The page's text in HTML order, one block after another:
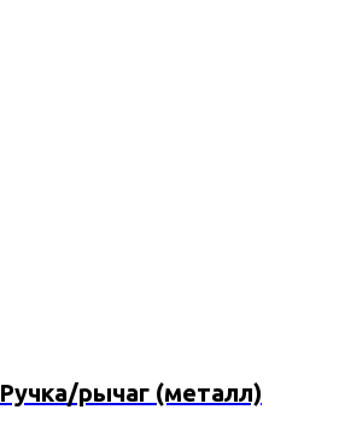
Ручка/рычаг (металл)